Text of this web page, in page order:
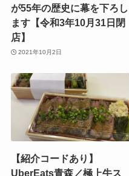
が55年の歴史に幕を下ろし
ます【令和3年10月31日閉
店】
2021年10月2日
【紹介コードあり】
UberEats青森／極上牛ス